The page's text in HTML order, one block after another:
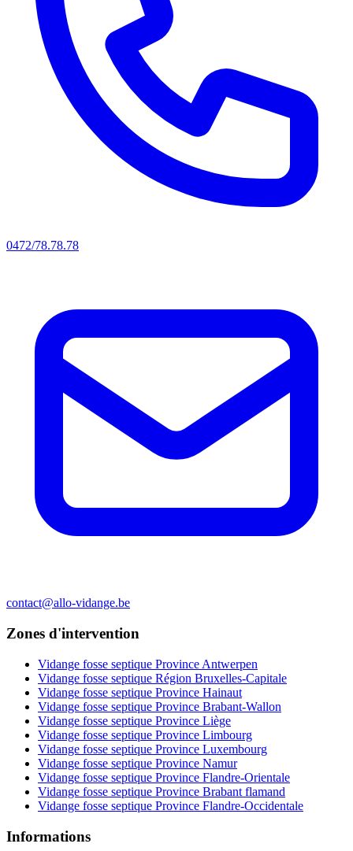
0472/78.78.78
contact@allo-vidange.be
Zones d'intervention
Vidange fosse septique Province Antwerpen
Vidange fosse septique Région Bruxelles-Capitale
Vidange fosse septique Province Hainaut
Vidange fosse septique Province Brabant-Wallon
Vidange fosse septique Province Liège
Vidange fosse septique Province Limbourg
Vidange fosse septique Province Luxembourg
Vidange fosse septique Province Namur
Vidange fosse septique Province Flandre-Orientale
Vidange fosse septique Province Brabant flamand
Vidange fosse septique Province Flandre-Occidentale
Informations